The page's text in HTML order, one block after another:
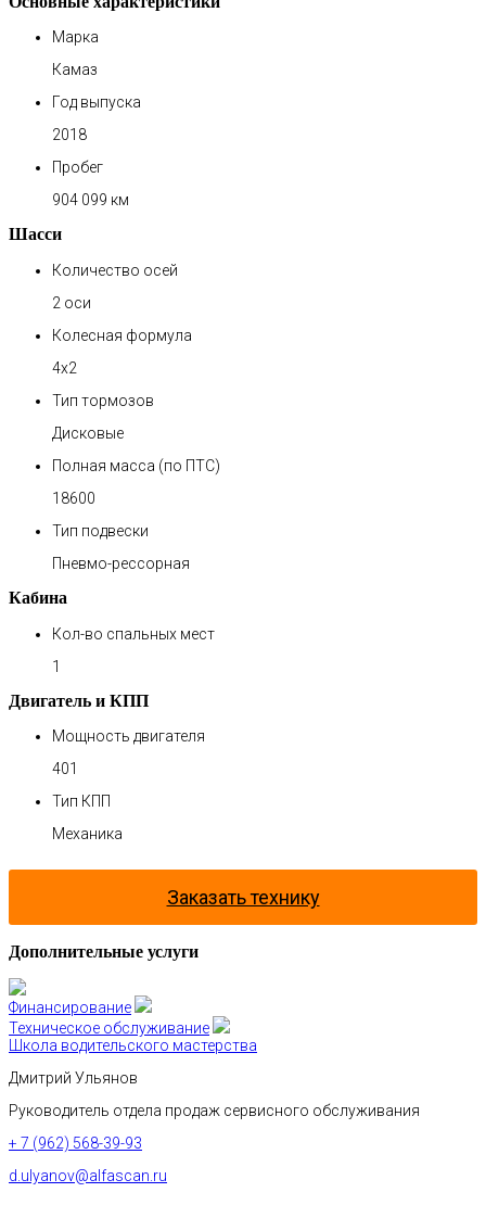
Марка
Камаз
Год выпуска
2018
Пробег
904 099 км
Шасси
Количество осей
2 оси
Колесная формула
4х2
Тип тормозов
Дисковые
Полная масса (по ПТС)
18600
Тип подвески
Пневмо-рессорная
Кабина
Кол-во спальных мест
1
Двигатель и КПП
Мощность двигателя
401
Тип КПП
Механика
Заказать технику
Дополнительные услуги
Финансирование
Техническое обслуживание
Школа водительского мастерства
Дмитрий Ульянов
Руководитель отдела продаж сервисного обслуживания
+ 7 (962) 568-39-93
d.ulyanov@alfascan.ru